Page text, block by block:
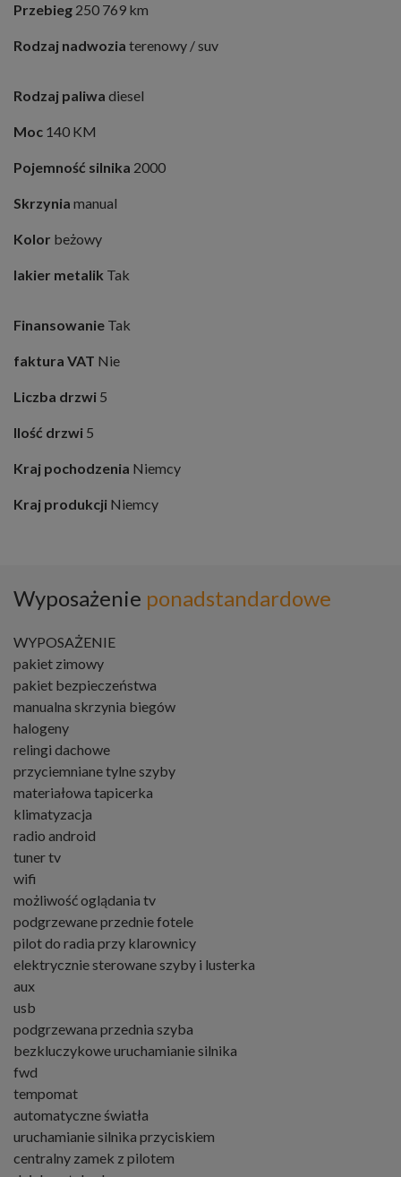
Przebieg 250 769 km
Rodzaj nadwozia terenowy / suv
Rodzaj paliwa diesel
Moc 140 KM
Pojemność silnika 2000
Skrzynia manual
Kolor beżowy
lakier metalik Tak
Finansowanie Tak
faktura VAT Nie
Liczba drzwi 5
Ilość drzwi 5
Kraj pochodzenia Niemcy
Kraj produkcji Niemcy
Wyposażenie ponadstandardowe
WYPOSAŻENIE
pakiet zimowy
pakiet bezpieczeństwa
manualna skrzynia biegów
halogeny
relingi dachowe
przyciemniane tylne szyby
materiałowa tapicerka
klimatyzacja
radio android
tuner tv
wifi
możliwość oglądania tv
podgrzewane przednie fotele
pilot do radia przy klarownicy
elektrycznie sterowane szyby i lusterka
aux
usb
podgrzewana przednia szyba
bezkluczykowe uruchamianie silnika
fwd
tempomat
automatyczne światła
uruchamianie silnika przyciskiem
centralny zamek z pilotem